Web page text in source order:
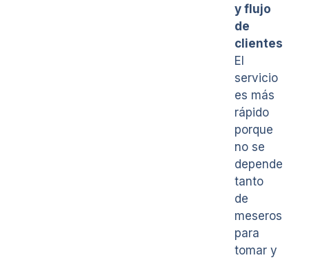
y flujo
de
clientes
El
servicio
es más
rápido
porque
no se
depende
tanto
de
meseros
para
tomar y